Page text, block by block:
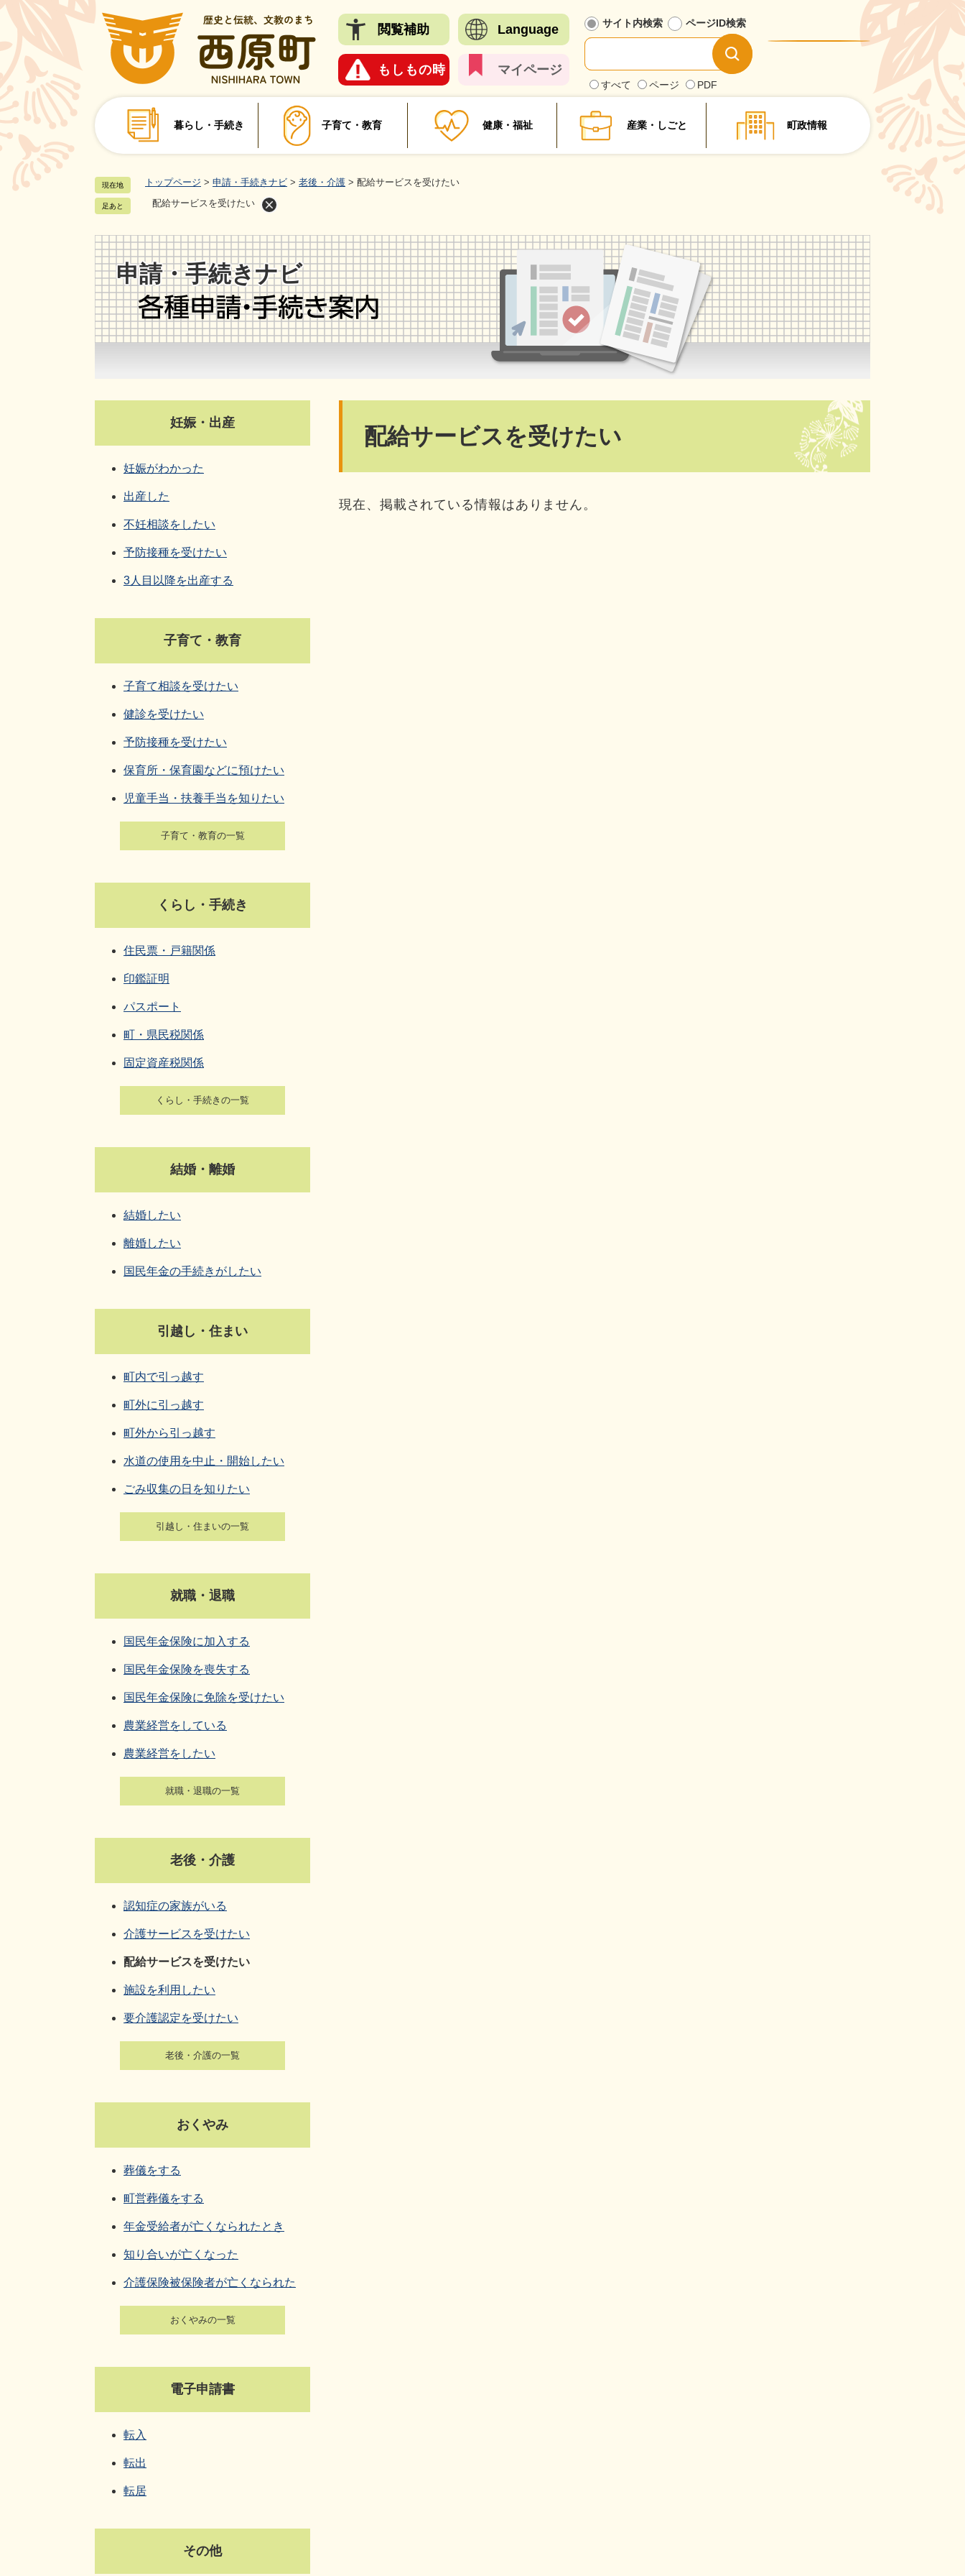
ペ
ジ
先
頭
で
。
閲覧補助 Language
もしもの時 マイページ
サイト内検索
検
索
対
象
すべて ページ PDF
ページID検索
探
暮らし・手続き 子育て・教育 健康・福祉 産業・しごと 町政情報
現在地 トップページ > 申請・手続きナビ > 老後・介護 > 配給サービスを受けたい
足あと 配給サービスを受けたい
申請・手続きナビ
配給サービスを受けたい
現在、掲載されている情報はありません。
妊娠・出産
妊娠がわかった
出産した
不妊相談をしたい
予防接種を受けたい
3人目以降を出産する
子育て・教育
子育て相談を受けたい
健診を受けたい
予防接種を受けたい
保育所・保育園などに預けたい
児童手当・扶養手当を知りたい
子育て・教育の一覧
くらし・手続き
住民票・戸籍関係
印鑑証明
パスポート
町・県民税関係
固定資産税関係
くらし・手続きの一覧
結婚・離婚
結婚したい
離婚したい
国民年金の手続きがしたい
引越し・住まい
町内で引っ越す
町外に引っ越す
町外から引っ越す
水道の使用を中止・開始したい
ごみ収集の日を知りたい
引越し・住まいの一覧
就職・退職
国民年金保険に加入する
国民年金保険を喪失する
国民年金保険に免除を受けたい
農業経営をしている
農業経営をしたい
就職・退職の一覧
老後・介護
認知症の家族がいる
介護サービスを受けたい
配給サービスを受けたい
施設を利用したい
要介護認定を受けたい
老後・介護の一覧
おくやみ
葬儀をする
町営葬儀をする
年金受給者が亡くなられたとき
知り合いが亡くなった
介護保険被保険者が亡くなられた
おくやみの一覧
電子申請書
転入
転出
転居
その他